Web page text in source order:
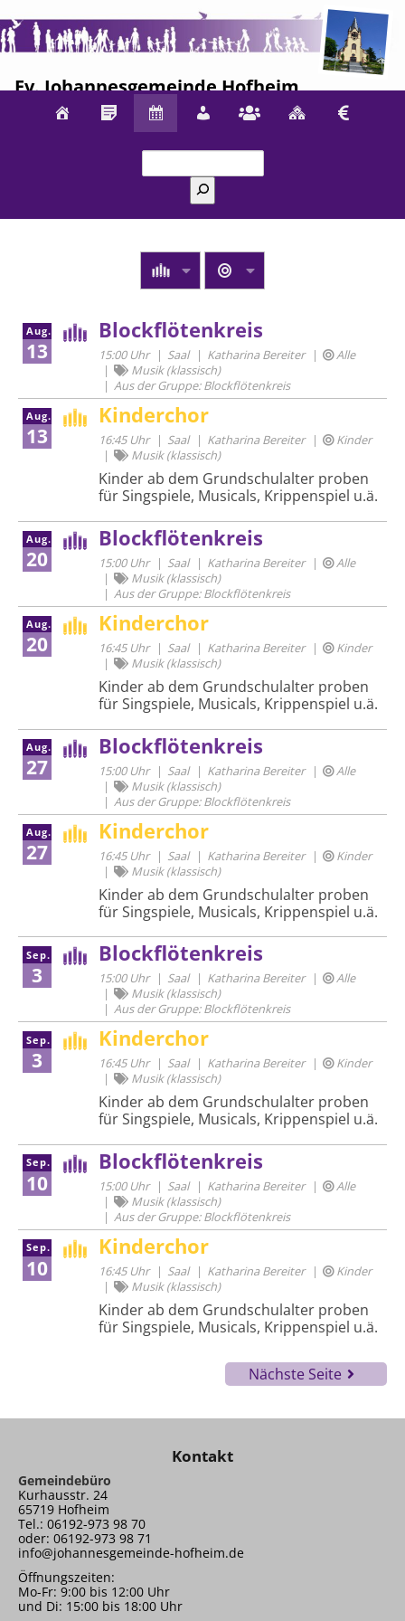
Ev. Johannesgemeinde Hofheim
Aug.
13
Blockflötenkreis
15:00 Uhr Saal Katharina Bereiter
Alle
Musik (klassisch)
Aus der Gruppe: Blockflötenkreis
Aug.
13
Kinderchor
16:45 Uhr Saal Katharina Bereiter
Kinder
Musik (klassisch)
Kinder ab dem Grundschulalter proben
für Singspiele, Musicals, Krippenspiel u.ä.
Aug.
20
Blockflötenkreis
15:00 Uhr Saal Katharina Bereiter
Alle
Musik (klassisch)
Aus der Gruppe: Blockflötenkreis
Aug.
20
Kinderchor
16:45 Uhr Saal Katharina Bereiter
Kinder
Musik (klassisch)
Kinder ab dem Grundschulalter proben
für Singspiele, Musicals, Krippenspiel u.ä.
Aug.
27
Blockflötenkreis
15:00 Uhr Saal Katharina Bereiter
Alle
Musik (klassisch)
Aus der Gruppe: Blockflötenkreis
Aug.
27
Kinderchor
16:45 Uhr Saal Katharina Bereiter
Kinder
Musik (klassisch)
Kinder ab dem Grundschulalter proben
für Singspiele, Musicals, Krippenspiel u.ä.
Sep.
3
Blockflötenkreis
15:00 Uhr Saal Katharina Bereiter
Alle
Musik (klassisch)
Aus der Gruppe: Blockflötenkreis
Sep.
3
Kinderchor
16:45 Uhr Saal Katharina Bereiter
Kinder
Musik (klassisch)
Kinder ab dem Grundschulalter proben
für Singspiele, Musicals, Krippenspiel u.ä.
Sep.
10
Blockflötenkreis
15:00 Uhr Saal Katharina Bereiter
Alle
Musik (klassisch)
Aus der Gruppe: Blockflötenkreis
Sep.
10
Kinderchor
16:45 Uhr Saal Katharina Bereiter
Kinder
Musik (klassisch)
Kinder ab dem Grundschulalter proben
für Singspiele, Musicals, Krippenspiel u.ä.
Nächste Seite
Kontakt
Gemeindebüro
Kurhausstr. 24
65719 Hofheim
Tel.: 06192-973 98 70
oder: 06192-973 98 71
info@johannesgemeinde-hofheim.de
Öffnungszeiten:
Mo-Fr: 9:00 bis 12:00 Uhr
und Di: 15:00 bis 18:00 Uhr